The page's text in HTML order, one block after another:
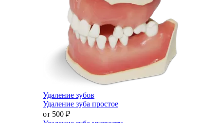
Удаление зубов
Удаление зуба простое
от 500 ₽